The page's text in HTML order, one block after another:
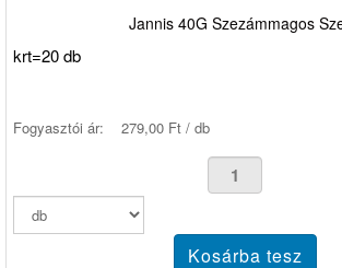
Jannis 40G Szezámmagos
krt=20 db
Fogyasztói ár: 279,00 Ft / db